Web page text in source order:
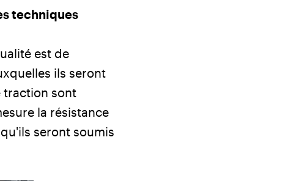
techniques
est de
ils seront
traction sont
la résistance
seront soumis